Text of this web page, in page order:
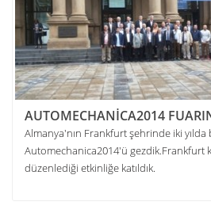
AUTOMECHANİCA2014
Almanya'nın Frankfurt şehrinde iki
Automechanica2014'ü gezdik.Frankfurt
düzenlediği etkinliğe katıldık.